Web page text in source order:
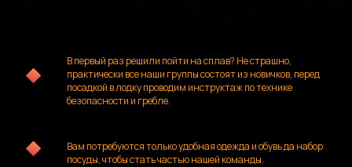
В первый раз решили пойти на сплав? Не страшно,
практически все наши группы состоят из новичков, перед
посадкой в лодку проводим инструктаж по технике
безопасности и гребле.
Вам потребуются только удобная одежда и обувь да набор
посуды, чтобы стать частью нашей команды.